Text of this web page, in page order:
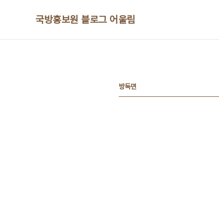
국방홍보원 블로그 어울림
방독면